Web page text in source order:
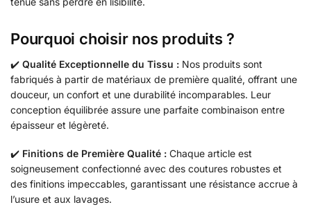
Pourquoi choisir nos produits ?
✔️ Qualité Exceptionnelle du Tissu : Nos produits sont
fabriqués à partir de matériaux de première qualité, offrant une
douceur, un confort et une durabilité incomparables. Leur
conception équilibrée assure une parfaite combinaison entre
épaisseur et légèreté.
✔️ Finitions de Première Qualité : Chaque article est
soigneusement confectionné avec des coutures robustes et
des finitions impeccables, garantissant une résistance accrue à
l’usure et aux lavages.